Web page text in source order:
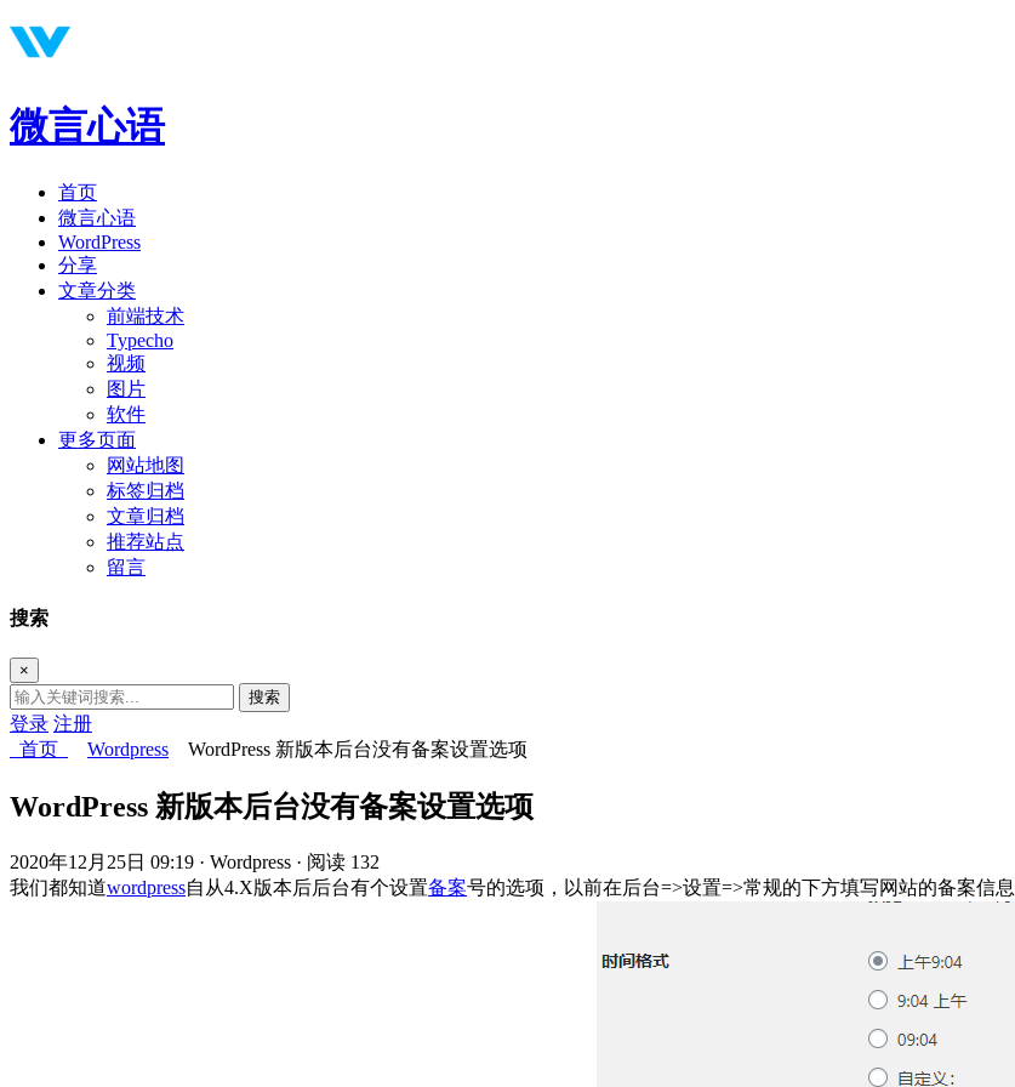
微言心语
首页
微言心语
WordPress
分享
文章分类
前端技术
Typecho
视频
图片
软件
更多页面
网站地图
标签归档
文章归档
推荐站点
留言
搜索
×
搜索
登录 注册
首页
Wordpress WordPress 新版本后台没有备案设置选项
WordPress 新版本后台没有备案设置选项
2020年12月25日 09:19 · Wordpress · 阅读 132
我们都知道wordpress自从4.X版本后后台有个设置备案号的选项，以前在后台=>设置=>常规的下方填写网站的备案信